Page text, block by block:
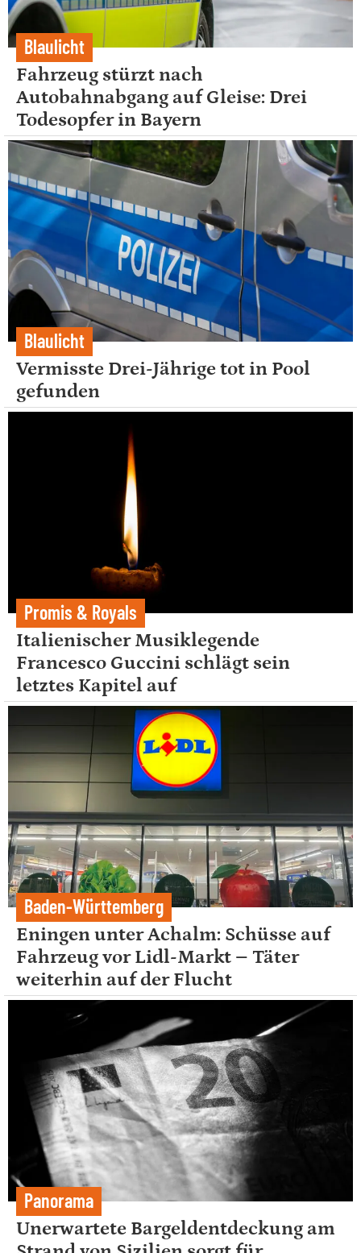
Blaulicht
Fahrzeug stürzt nach
Autobahnabgang auf Gleise: Drei
Todesopfer in Bayern
Blaulicht
Vermisste Drei-Jährige tot in Pool
gefunden
Promis & Royals
Italienischer Musiklegende
Francesco Guccini schlägt sein
letztes Kapitel auf
Baden-Württemberg
Eningen unter Achalm: Schüsse auf
Fahrzeug vor Lidl-Markt – Täter
weiterhin auf der Flucht
Panorama
Unerwartete Bargeldentdeckung am